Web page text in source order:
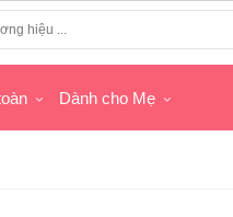
Dành cho Mẹ